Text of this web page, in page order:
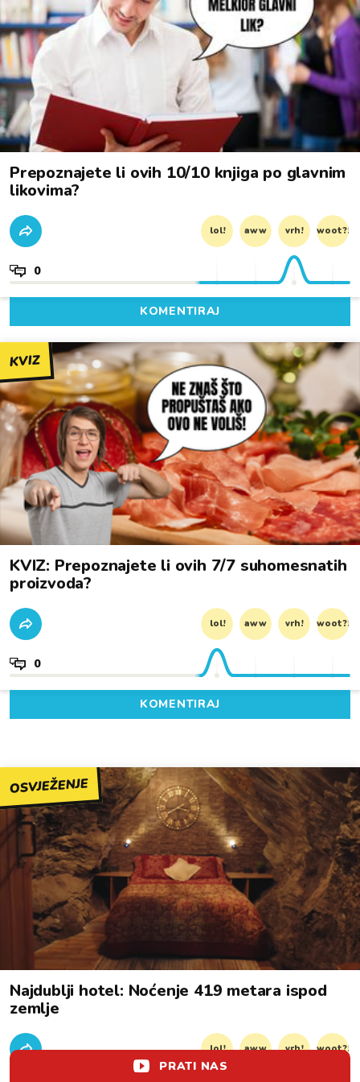
Prepoznajete li ovih 10/10 knjiga po glavnim
likovima?
lol! aww vrh! woot?!
0
KOMENTIRAJ
KVIZ
KVIZ: Prepoznajete li ovih 7/7 suhomesnatih
proizvoda?
lol! aww vrh! woot?!
0
KOMENTIRAJ
OSVJEŽENJE
Najdublji hotel: Noćenje 419 metara ispod
zemlje
lol! aww vrh! woot?!
PRATI NAS